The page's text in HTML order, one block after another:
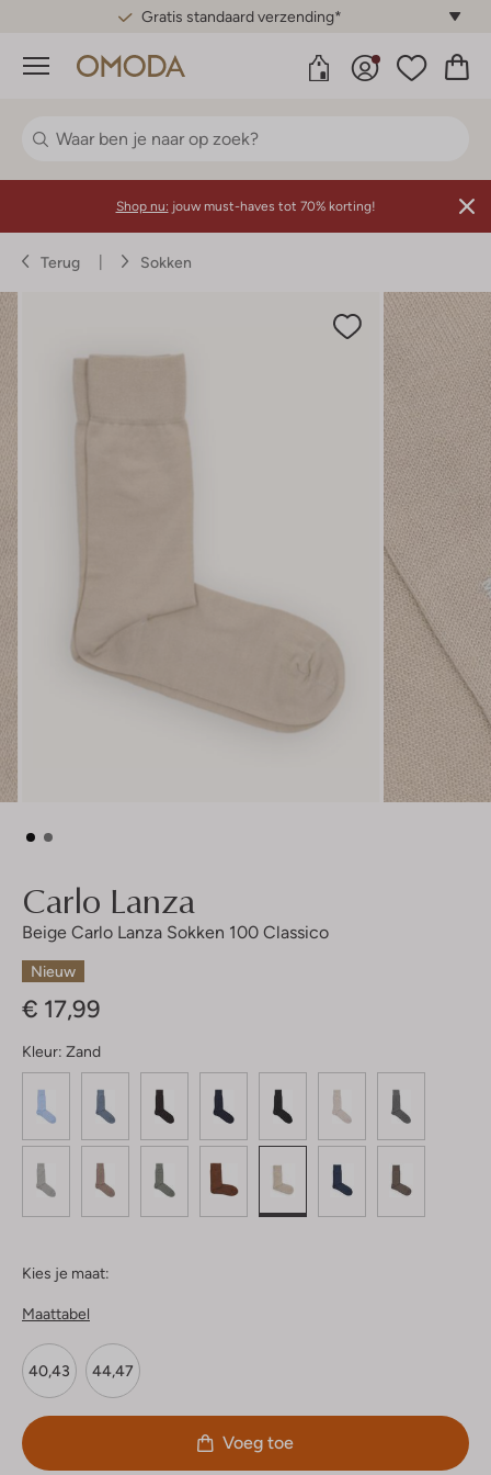
Gratis standaard verzending*
Menu
Shop nu: jouw must-haves tot 70% korting!
Terug Sokken
Carlo Lanza
Beige Carlo Lanza Sokken 100 Classico
Nieuw
€ 17,99
Kleur: Zand
Kies je maat:
Maattabel
40,43 44,47
Voeg toe